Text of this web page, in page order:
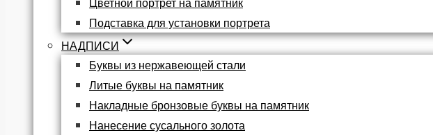
Цветной портрет на памятник
Подставка для установки портрета
НАДПИСИ
Буквы из нержавеющей стали
Литые буквы на памятник
Накладные бронзовые буквы на памятник
Нанесение сусального золота